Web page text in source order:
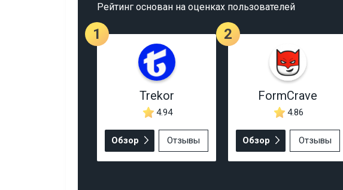
Рейтинг основан на оценках пользователей
1
Trekor
4.94
Обзор Отзывы
2
FormCrave
4.86
Обзор Отзывы